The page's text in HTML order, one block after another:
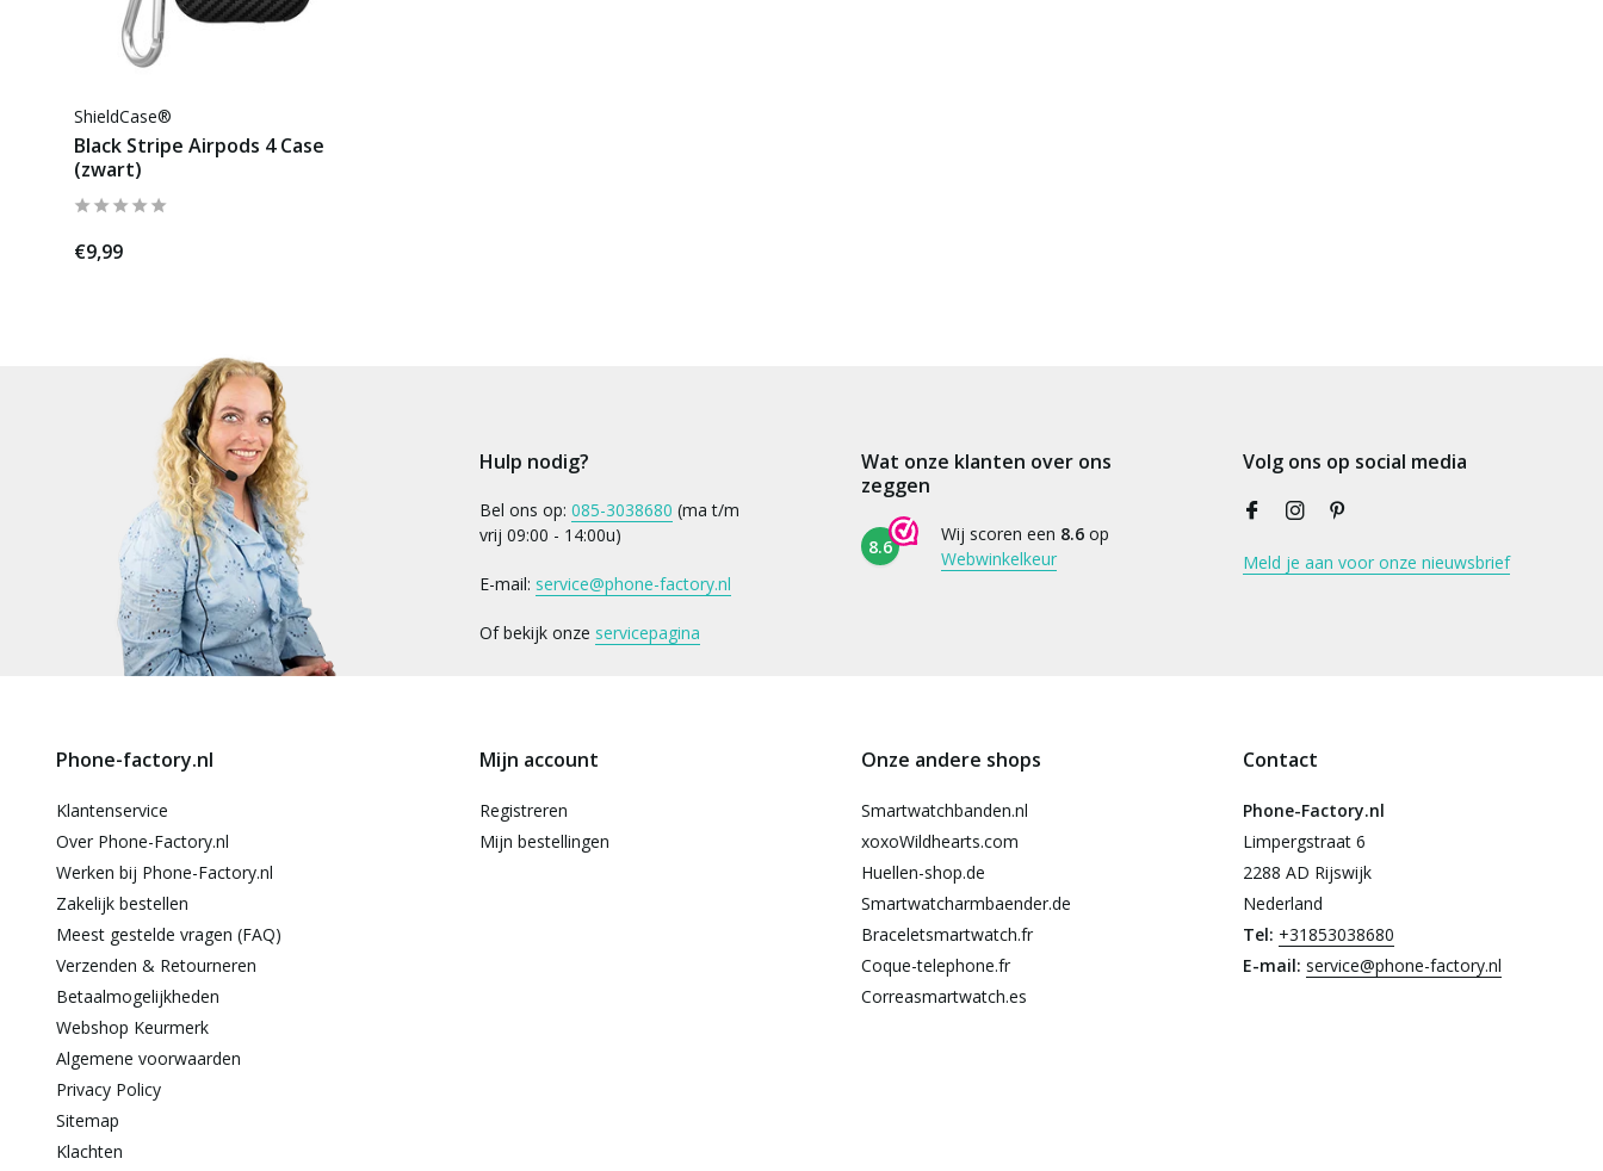
ShieldCase®
Black Stripe Airpods 4 Case
(zwart)
€9,99
Hulp nodig?
Bel ons op: 085-3038680 (ma t/m
vrij 09:00 - 14:00u)
E-mail: service@phone-factory.nl
Of bekijk onze servicepagina
Wat onze klanten over ons
zeggen
8.6
Wij scoren een 8.6 op
Webwinkelkeur
Volg ons op social media
Meld je aan voor onze nieuwsbrief
Phone-factory.nl
Klantenservice
Over Phone-Factory.nl
Werken bij Phone-Factory.nl
Zakelijk bestellen
Meest gestelde vragen (FAQ)
Verzenden & Retourneren
Betaalmogelijkheden
Webshop Keurmerk
Algemene voorwaarden
Privacy Policy
Sitemap
Klachten
Mijn account
Registreren
Mijn bestellingen
Onze andere shops
Smartwatchbanden.nl
xoxoWildhearts.com
Huellen-shop.de
Smartwatcharmbaender.de
Braceletsmartwatch.fr
Coque-telephone.fr
Correasmartwatch.es
Contact
Phone-Factory.nl
Limpergstraat 6
2288 AD Rijswijk
Nederland
Tel: +31853038680
E-mail: service@phone-factory.nl